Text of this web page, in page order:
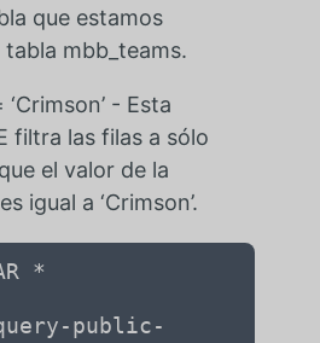
que estamos
mbb_teams.
- Esta
filtra las filas a sólo
el valor de la
igual a ‘Crimson’.
*
public-